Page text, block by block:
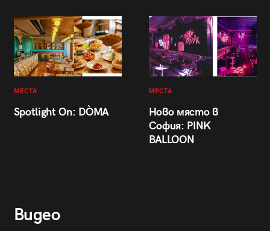
МЕСТА
Spotlight On: DÒMA
МЕСТА
Ново място в
София: PINK
BALLOON
Видео